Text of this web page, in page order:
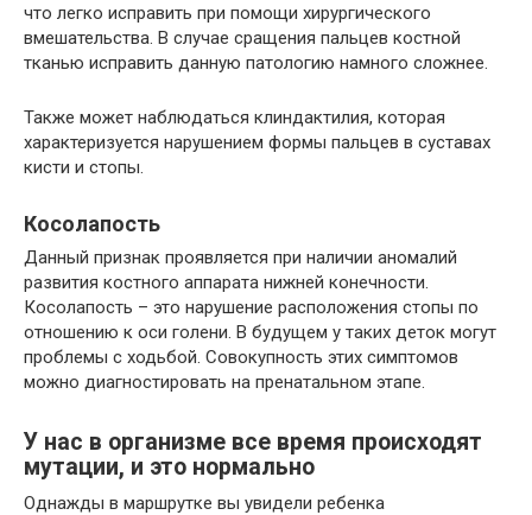
что легко исправить при помощи хирургического
вмешательства. В случае сращения пальцев костной
тканью исправить данную патологию намного сложнее.
Также может наблюдаться клиндактилия, которая
характеризуется нарушением формы пальцев в суставах
кисти и стопы.
Косолапость
Данный признак проявляется при наличии аномалий
развития костного аппарата нижней конечности.
Косолапость – это нарушение расположения стопы по
отношению к оси голени. В будущем у таких деток могут
проблемы с ходьбой. Совокупность этих симптомов
можно диагностировать на пренатальном этапе.
У нас в организме все время происходят
мутации, и это нормально
Однажды в маршрутке вы увидели ребенка